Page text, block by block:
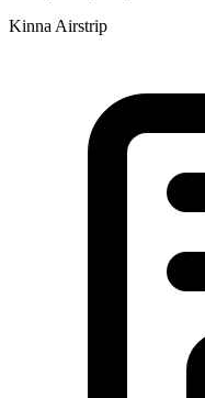
Kinna Airstrip